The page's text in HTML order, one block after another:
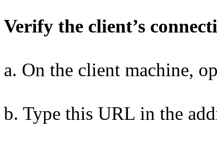
Verify the client’s
a. On the client machine,
b. Type this URL in the